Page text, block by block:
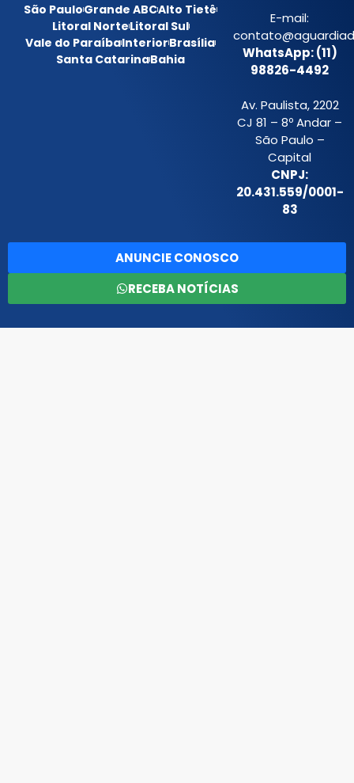
São PauloGrande ABCAlto Tietê
Litoral NorteLitoral Sul
Vale do ParaíbaInteriorBrasília
Santa CatarinaBahia
E-mail:
WhatsApp: (11)
98826-4492
Av. Paulista, 2202
CJ 81 – 8º Andar –
São Paulo –
Capital
CNPJ:
20.431.559/0001-
83
ANUNCIE CONOSCO
RECEBA NOTÍCIAS